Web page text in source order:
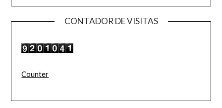
CONTADOR DE VISITAS
Counter